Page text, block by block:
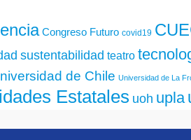
Congreso Futuro covid19
sustentabilidad teatro
de Chile Universidad de La
Estatales uoh upla